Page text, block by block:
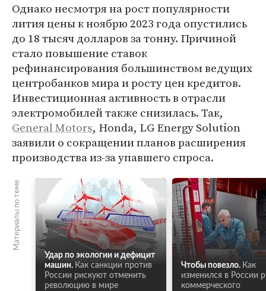
Однако несмотря на рост популярности
лития цены к ноябрю 2023 года опустились
до 18 тысяч долларов за тонну. Причиной
стало повышение ставок
рефинансирования большинством ведущих
центробанков мира и росту цен кредитов.
Инвестиционная активность в отрасли
электромобилей также снизилась. Так,
General Motors, Honda, LG Energy Solution
заявили о сокращении планов расширения
производства из-за упавшего спроса.
Материалы по теме
Удар по экологии и дефицит
машин. Как санкции против
России рискуют отменить
революцию в мире
Чтобы повезло. Как
изменился в России
коммерческого